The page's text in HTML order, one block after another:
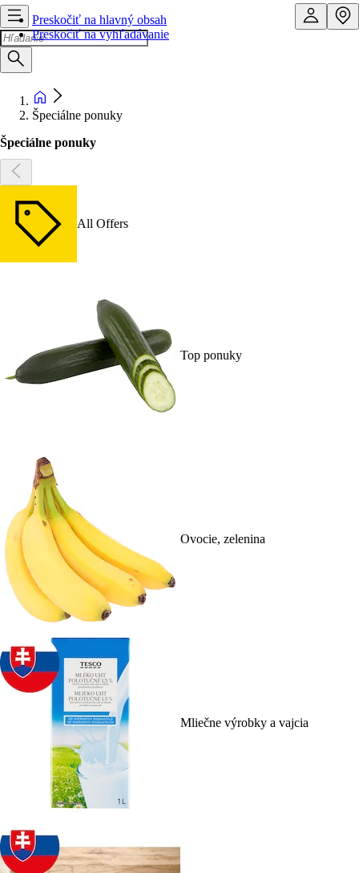
Preskočiť na hlavný obsah
Preskočiť na vyhľadávanie
Špeciálne ponuky
Špeciálne ponuky
All Offers
Top ponuky
Ovocie, zelenina
Mliečne výrobky a vajcia